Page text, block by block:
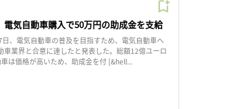
電気自動車購入で50万円の助成金を支給
、電気自動車の普及を目指すため、電気自動車へ
車業界と合意に達したと発表した。総額12億ユーロ
は価格が高いため、助成金を付 [&hell...